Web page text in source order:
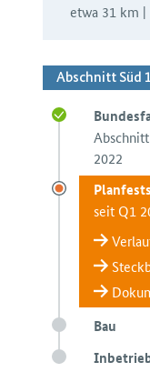
etwa 31 km
Abschnitt Süd 1
2022
seit Q1
Bau